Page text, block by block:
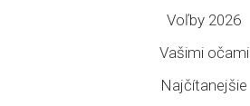
Voľby 2026
Vašimi očami
Najčítanejšie